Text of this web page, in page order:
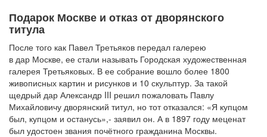
Подарок Москве и отказ от дворянского
титула
После того как Павел Третьяков передал галерею
в дар Москве, ее стали называть Городская художественная
галерея Третьяковых. В ее собрание вошло более 1800
живописных картин и рисунков и 10 скульптур. За такой
щедрый дар Александр III решил пожаловать Павлу
Михайловичу дворянский титул, но тот отказался: «Я купцом
был, купцом и останусь»,- заявил он. А в 1897 году меценат
был удостоен звания почётного гражданина Москвы.